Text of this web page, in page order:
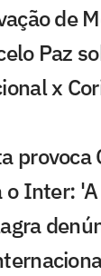
de
Paz
x
provoca
o Inter: